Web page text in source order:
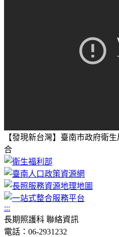
【發現新台灣】臺南市政府衛
合
:::
長期照護科 聯絡資訊
電話：06-2931232